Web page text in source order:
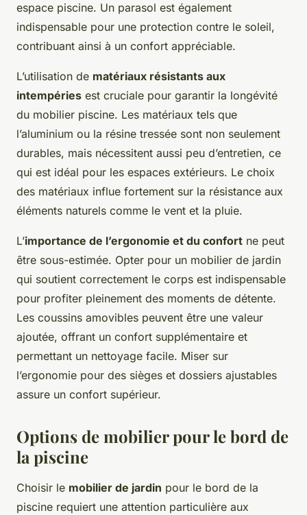
espace piscine. Un parasol est également
indispensable pour une protection contre le soleil,
contribuant ainsi à un confort appréciable.
L’utilisation de matériaux résistants aux
intempéries est cruciale pour garantir la longévité
du mobilier piscine. Les matériaux tels que
l’aluminium ou la résine tressée sont non seulement
durables, mais nécessitent aussi peu d’entretien, ce
qui est idéal pour les espaces extérieurs. Le choix
des matériaux influe fortement sur la résistance aux
éléments naturels comme le vent et la pluie.
L’importance de l’ergonomie et du confort ne peut
être sous-estimée. Opter pour un mobilier de jardin
qui soutient correctement le corps est indispensable
pour profiter pleinement des moments de détente.
Les coussins amovibles peuvent être une valeur
ajoutée, offrant un confort supplémentaire et
permettant un nettoyage facile. Miser sur
l’ergonomie pour des sièges et dossiers ajustables
assure un confort supérieur.
Options de mobilier pour le bord de
la piscine
Choisir le mobilier de jardin pour le bord de la
piscine requiert une attention particulière aux